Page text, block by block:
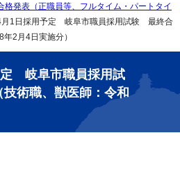
発表（正職員等、フルタイム・パートタイ
月1日採用予定 岐阜市職員採用試験 最終合
2月4日実施分）
岐阜市職員採用試
術職、獣医師：令和